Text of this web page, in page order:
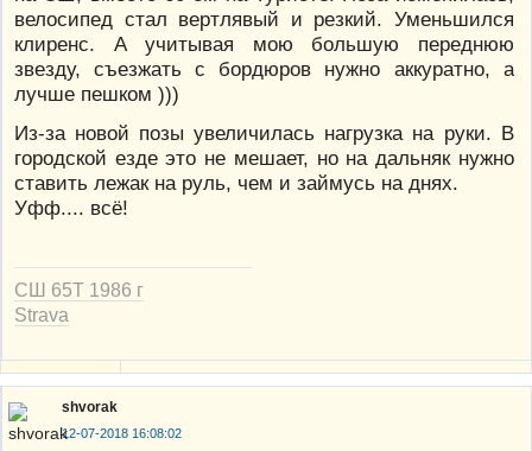
велосипед стал вертлявый и резкий. Уменьшился
клиренс. А учитывая мою большую переднюю
звезду, съезжать с бордюров нужно аккуратно, а
лучше пешком )))
Из-за новой позы увеличилась нагрузка на руки. В
городской езде это не мешает, но на дальняк нужно
ставить лежак на руль, чем и займусь на днях.
Уфф.... всё!
СШ 65Т 1986 г
Strava
shvorak
12-07-2018 16:08:02